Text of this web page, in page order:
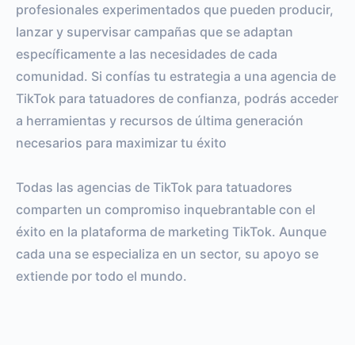
profesionales experimentados que pueden producir,
lanzar y supervisar campañas que se adaptan
específicamente a las necesidades de cada
comunidad. Si confías tu estrategia a una agencia de
TikTok para tatuadores de confianza, podrás acceder
a herramientas y recursos de última generación
necesarios para maximizar tu éxito
Todas las agencias de TikTok para tatuadores
comparten un compromiso inquebrantable con el
éxito en la plataforma de marketing TikTok. Aunque
cada una se especializa en un sector, su apoyo se
extiende por todo el mundo.